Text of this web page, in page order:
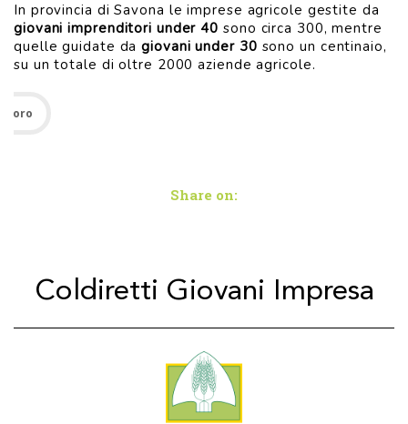
In provincia di Savona le imprese agricole gestite da
giovani imprenditori under 40 sono circa 300, mentre
quelle guidate dagiovani under 30 sono un centinaio,
su un totale di oltre 2000 aziende agricole.
Share on:
Coldiretti Giovani Impresa